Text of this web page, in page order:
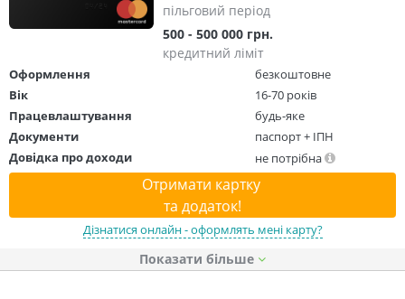
пільговий період
500 - 500 000 грн.
кредитний ліміт
Оформлення
безкоштовне
Вік
16-70 років
Працевлаштування
будь-яке
Документи
паспорт + ІПН
Довідка про доходи
не потрібна
Отримати картку
та додаток!
Дізнатися онлайн - оформлять мені карту?
Показати